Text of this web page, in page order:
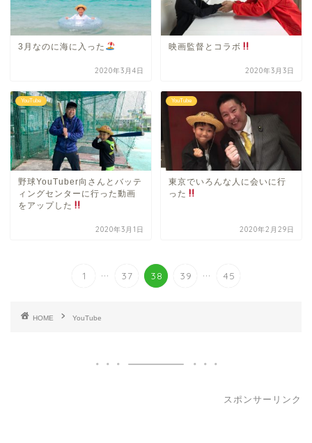
3月なのに海に入った
2020年3月4日
映画監督とコラボ
2020年3月3日
YouTube
野球YouTuber向さんとバッテ
ィングセンターに行った動画
をアップした
2020年3月1日
YouTube
東京でいろんな人に会いに行
った
2020年2月29日
1 ... 37 38 39 ... 45
HOME YouTube
スポンサーリンク